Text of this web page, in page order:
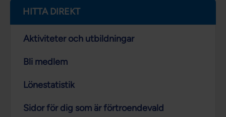
HITTA DIREKT
Aktiviteter och utbildningar
Bli medlem
Lönestatistik
Sidor för dig som är förtroendevald